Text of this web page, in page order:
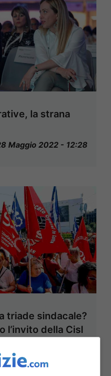
la strana
Maggio 2022 - 12:28
triade sindacale?
l’invito della Cisl